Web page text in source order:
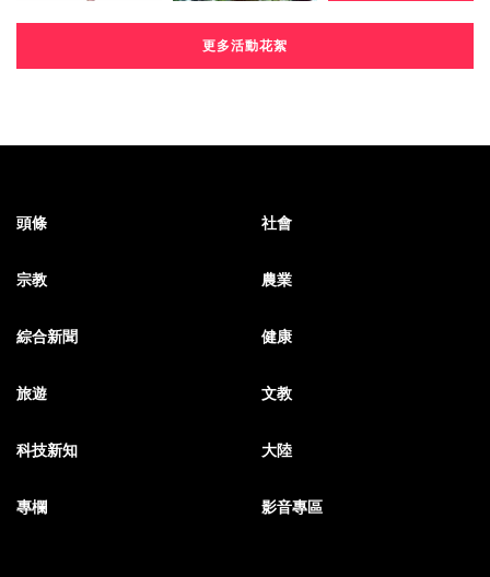
更多活動花絮
頭條 社會
宗教 農業
綜合新聞 健康
旅遊 文教
科技新知 大陸
專欄 影音專區